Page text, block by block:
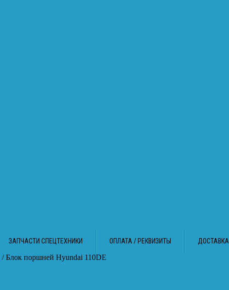
ЗАПЧАСТИ СПЕЦТЕХНИКИ ОПЛАТА / РЕКВИЗИТЫ ДОСТАВКА
/ Блок поршней Hyundai 110DE